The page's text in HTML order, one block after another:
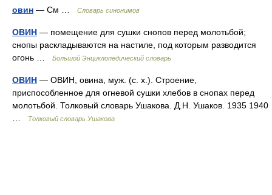
овин — См … Словарь синонимов
ОВИН — помещение для сушки снопов перед молотьбой;
снопы раскладываются на настиле, под которым разводится
огонь …
Большой Энциклопедический словарь
ОВИН — ОВИН, овина, муж. (с. х.). Строение,
приспособленное для огневой сушки хлебов в снопах перед
молотьбой. Толковый словарь Ушакова. Д.Н. Ушаков. 1935 1940
Толковый словарь Ушакова